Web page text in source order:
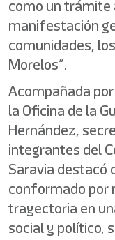
como un trámite
manifestación
comunidades,
Morelos”.
Acompañada
la Oficina de la
Hernández,
integrantes del
Saravia destacó
conformado por
trayectoria en
social y político,